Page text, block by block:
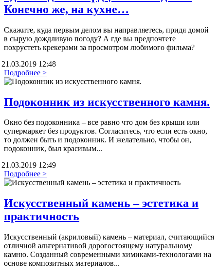
Конечно же, на кухне…
Скажите, куда первым делом вы направляетесь, придя домой
в сырую дождливую погоду? А где вы предпочтете
похрустеть крекерами за просмотром любимого фильма?
21.03.2019 12:48
Подробнее >
Подоконник из искусственного камня.
Окно без подоконника – все равно что дом без крыши или
супермаркет без продуктов. Согласитесь, что если есть окно,
то должен быть и подоконник. И желательно, чтобы он,
подоконник, был красивым...
21.03.2019 12:49
Подробнее >
Искусственный камень – эстетика и
практичность
Искусственный (акриловый) камень – материал, считающийся
отличной альтернативой дорогостоящему натуральному
камню. Созданный современными химиками-технологами на
основе композитных материалов...